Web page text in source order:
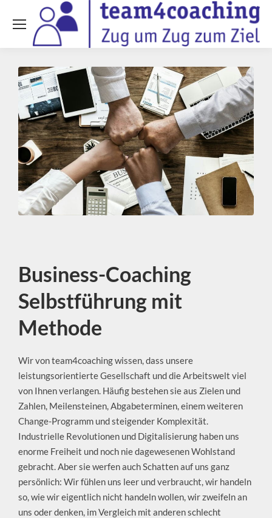
Business-Coaching
Selbstführung mit
Methode
Wir von team4coaching wissen, dass unsere
leistungsorientierte Gesellschaft und die Arbeitswelt viel
von Ihnen verlangen. Häufig bestehen sie aus Zielen und
Zahlen, Meilensteinen, Abgabeterminen, einem weiteren
Change-Programm und steigender Komplexität.
Industrielle Revolutionen und Digitalisierung haben uns
enorme Freiheit und noch nie dagewesenen Wohlstand
gebracht. Aber sie werfen auch Schatten auf uns ganz
persönlich: Wir fühlen uns leer und verbraucht, wir handeln
so, wie wir eigentlich nicht handeln wollen, wir zweifeln an
uns oder denken, im Vergleich mit anderen schlecht